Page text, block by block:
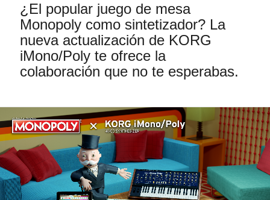
Características
Eventos
Soporte
Localizador de Tiendas
Noticias
Ubicación
¿El popular juego de mesa
Monopoly como sintetizador? La
nueva actualización de KORG
iMono/Poly te ofrece la
colaboración que no te esperabas.